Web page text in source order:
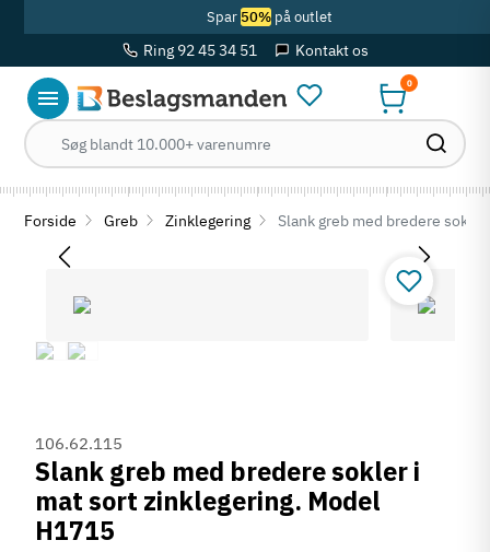
Spar 50%på outlet
Ring 92 45 34 51 Kontakt os
0
Forside Greb Zinklegering Slank greb med bredere
106.62.115
Slank greb med bredere sokler i
mat sort zinklegering. Model
H1715